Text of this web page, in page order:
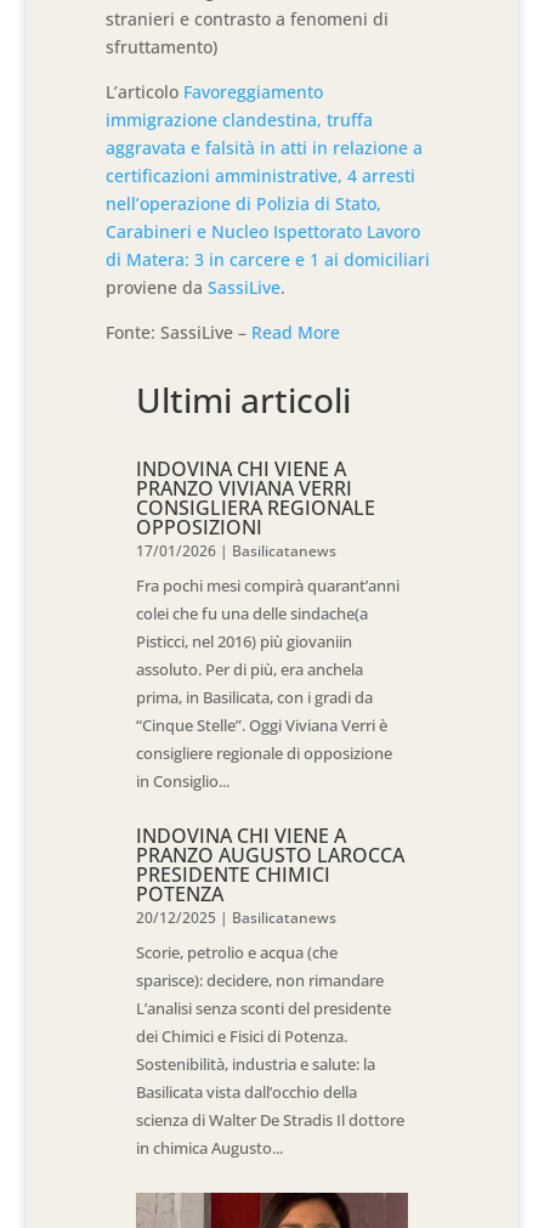
stranieri e contrasto a fenomeni di
sfruttamento)
L’articolo Favoreggiamento
immigrazione clandestina, truffa
aggravata e falsità in atti in relazione a
certificazioni amministrative, 4 arresti
nell’operazione di Polizia di Stato,
Carabineri e Nucleo Ispettorato Lavoro
di Matera: 3 in carcere e 1 ai domiciliari
proviene daSassiLive.
Fonte: SassiLive – Read More
Ultimi articoli
INDOVINA CHI VIENE A
PRANZO VIVIANA VERRI
CONSIGLIERA REGIONALE
OPPOSIZIONI
17/01/2026 | Basilicatanews
Fra pochi mesi compirà quarant’anni
colei che fu una delle sindache(a
Pisticci, nel 2016) più giovaniin
assoluto. Per di più, era anchela
prima, in Basilicata, con i gradi da
“Cinque Stelle”. Oggi Viviana Verri è
consigliere regionale di opposizione
in Consiglio...
INDOVINA CHI VIENE A
PRANZO AUGUSTO LAROCCA
PRESIDENTE CHIMICI
POTENZA
20/12/2025 | Basilicatanews
Scorie, petrolio e acqua (che
sparisce): decidere, non rimandare
L’analisi senza sconti del presidente
dei Chimici e Fisici di Potenza.
Sostenibilità, industria e salute: la
Basilicata vista dall’occhio della
scienza di Walter De Stradis Il dottore
in chimica Augusto...